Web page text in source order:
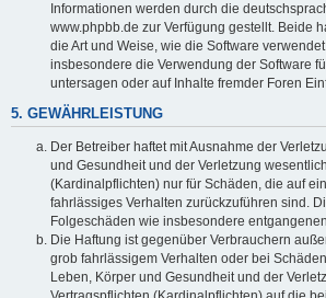
Informationen werden durch die
www.phpbb.de zur Verfügung gestellt. Beide
die Art und Weise, wie die Software
insbesondere die Verwendung der Software
untersagen oder auf Inhalte fremder Foren
5. GEWÄHRLEISTUNG
Der Betreiber haftet mit Ausnahme der
und Gesundheit und der Verletzung
(Kardinalpflichten) nur für Schäden, die auf
fahrlässiges Verhalten zurückzuführen sind.
Folgeschäden wie insbesondere
Die Haftung ist gegenüber Verbrauchern
grob fahrlässigem Verhalten oder bei
Leben, Körper und Gesundheit und der